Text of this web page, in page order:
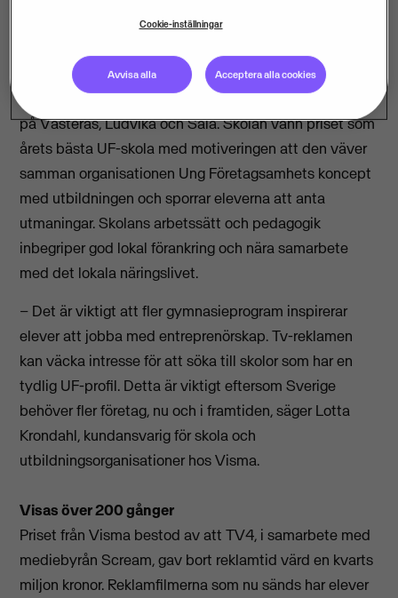
Västerås.
ABB Industrigymnasium har cirka 500 elever fördelade
på Västerås, Ludvika och Sala. Skolan vann priset som
årets bästa UF-skola med motiveringen att den väver
samman organisationen Ung Företagsamhets koncept
med utbildningen och sporrar eleverna att anta
utmaningar. Skolans arbetssätt och pedagogik
inbegriper god lokal förankring och nära samarbete
med det lokala näringslivet.
– Det är viktigt att fler gymnasieprogram inspirerar
elever att jobba med entreprenörskap. Tv-reklamen
kan väcka intresse för att söka till skolor som har en
tydlig UF-profil. Detta är viktigt eftersom Sverige
behöver fler företag, nu och i framtiden, säger Lotta
Krondahl, kundansvarig för skola och
utbildningsorganisationer hos Visma.
Visas över 200 gånger
Priset från Visma bestod av att TV4, i samarbete med
mediebyrån Scream, gav bort reklamtid värd en kvarts
miljon kronor. Reklamfilmerna som nu sänds har elever
Cookie-inställningar
Avvisa alla Acceptera alla cookies